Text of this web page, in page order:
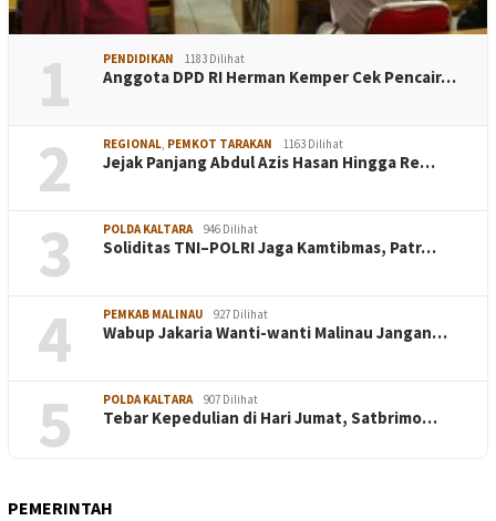
1 PENDIDIKAN 1183 Dilihat
Anggota DPD RI Herman Kemper Cek Pencair…
2 REGIONAL, PEMKOT TARAKAN 1163 Dilihat
Jejak Panjang Abdul Azis Hasan Hingga Re…
3 POLDA KALTARA 946 Dilihat
Soliditas TNI–POLRI Jaga Kamtibmas, Patr…
4 PEMKAB MALINAU 927 Dilihat
Wabup Jakaria Wanti-wanti Malinau Jangan…
5 POLDA KALTARA 907 Dilihat
Tebar Kepedulian di Hari Jumat, Satbrimo…
PEMERINTAH